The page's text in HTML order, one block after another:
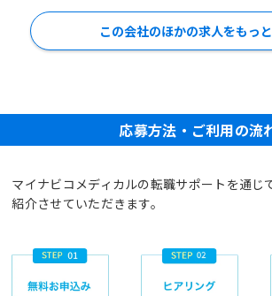
この会社のほかの求人をもっ
応募方法・ご利用の流
マイナビコメディカルの転職サポートを通じ
紹介させていただきます。